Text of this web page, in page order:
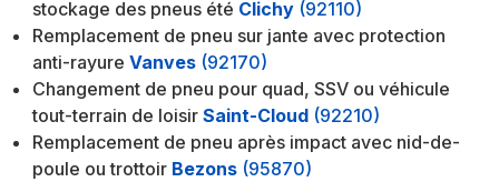
stockage des pneus été Clichy (92110)
Remplacement de pneu sur jante avec protection
anti-rayure Vanves (92170)
Changement de pneu pour quad, SSV ou véhicule
tout-terrain de loisir Saint-Cloud (92210)
Remplacement de pneu après impact avec nid-de-
poule ou trottoir Bezons (95870)